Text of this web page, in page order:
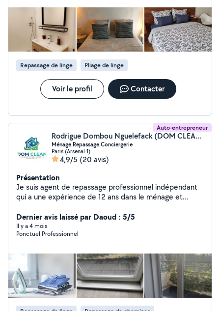
Repassage de linge Pliage de linge
Voir le profil Contacter
Auto-entrepreneur
Rodrigue Dombou Nguelefack (DOM CLEAN)
Ménage.Repassage.Conciergerie
Paris (Arsenal 1)
4,9/5 (20 avis)
Présentation
Je suis agent de repassage professionnel indépendant
qui a une expérience de 12 ans dans le ménage et
l'entretien du linge, (hommes, femmes, enfants et
literies). Je suis discret, ponctuel, dynamique et
minutieux surtout très rapidement pour le repassage
mon matériel pro pour donner un coup d'éclat à votre
linge. Vous pouvez le constater dans mes avis.
Dernier avis laissé par Daoud : 5/5
Il y a 4 mois
Ponctuel Professionnel